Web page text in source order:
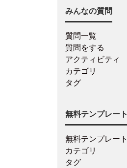
みんなの質問
質問一覧
質問をする
アクティビティ
カテゴリ
タグ
無料テンプレート
無料テンプレート
カテゴリ
タグ